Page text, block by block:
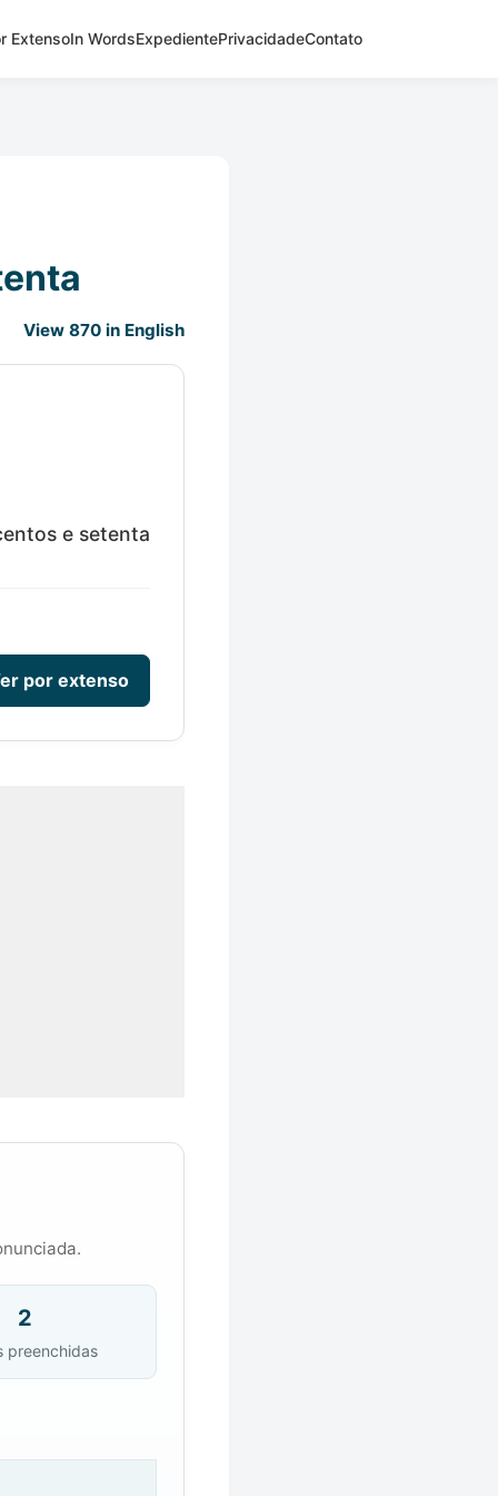
ExtensoIn WordsExpedientePrivacidadeContato
View 870 in English
e setenta
por extenso
2
preenchidas